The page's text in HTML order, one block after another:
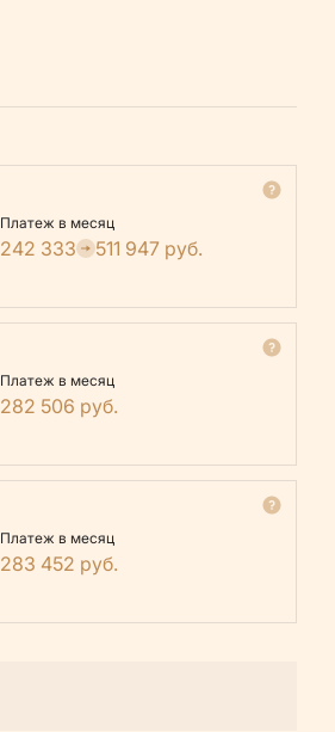
Платеж в месяц
242 333 511 947 руб.
Платеж в месяц
282 506 руб.
Платеж в месяц
283 452 руб.